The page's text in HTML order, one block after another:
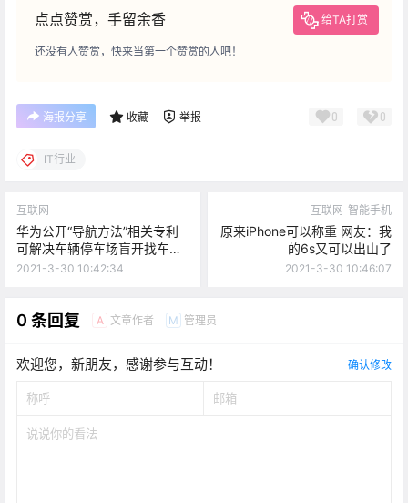
点点赞赏，手留余香 给TA打赏
还没有人赞赏，快来当第一个赞赏的人吧！
海报分享 收藏 举报 0 0
IT行业
互联网
华为公开“导航方法”相关专利
可解决车辆停车场盲开找车位
难题
2021-3-30 10:42:34
互联网 智能手机
原来iPhone可以称重 网友：我
的6s又可以出山了
2021-3-30 10:46:07
0 条回复 A 文章作者 M 管理员
欢迎您，新朋友，感谢参与互动！ 确认修改